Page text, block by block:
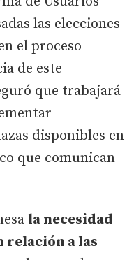
las elecciones
el proceso
de este
que trabajará
disponibles en
que comunican
la necesidad
relación a las